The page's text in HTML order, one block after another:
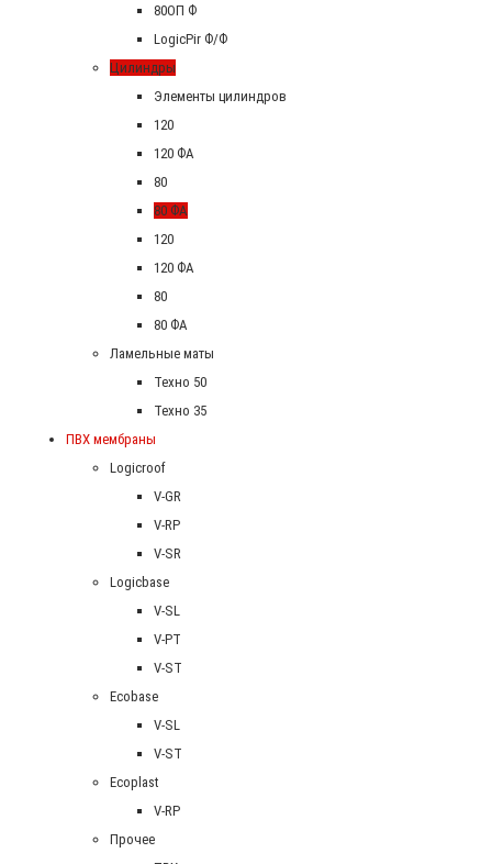
80ОП Ф
LogicPir Ф/Ф
Цилиндры
Элементы цилиндров
120
120 ФА
80
80 ФА
120
120 ФА
80
80 ФА
Ламельные маты
Техно 50
Техно 35
ПВХ мембраны
Logicroof
V-GR
V-RP
V-SR
Logicbase
V-SL
V-PT
V-ST
Ecobase
V-SL
V-ST
Ecoplast
V-RP
Прочее